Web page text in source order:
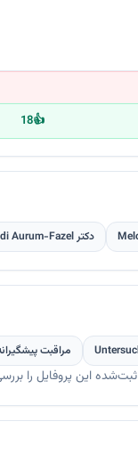
👍
18
دکتر Melodi Aurum-Fazel
مراقبت
این پروفایل را